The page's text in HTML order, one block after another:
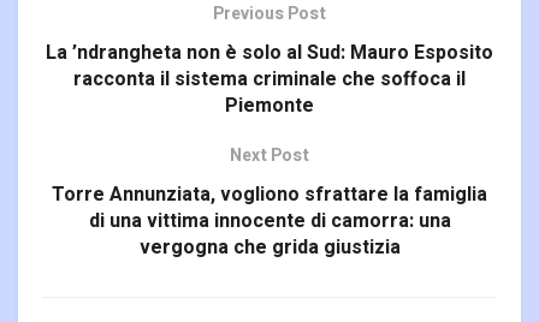
Previous Post
La ’ndrangheta non è solo al Sud: Mauro Esposito
racconta il sistema criminale che soffoca il
Piemonte
Next Post
Torre Annunziata, vogliono sfrattare la famiglia
di una vittima innocente di camorra: una
vergogna che grida giustizia